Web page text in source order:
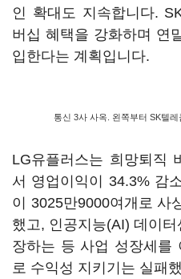
인 확대도 지속합니다.
버십 혜택을 강화하며 연
입한다는 계획입니다.
통신 3사 사옥. 왼쪽부터 SK텔
LG유플러스는 희망퇴직
서 영업이익이 34.3% 감
이 3025만9000여개로 사
했고, 인공지능(AI) 데이
장하는 등 사업 성장세를
로 수익성 지키기는 실패